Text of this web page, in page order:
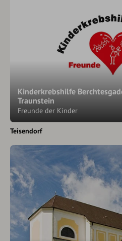
Kinderkrebshilfe
Traunstein
Freunde der Kinder
Teisendorf